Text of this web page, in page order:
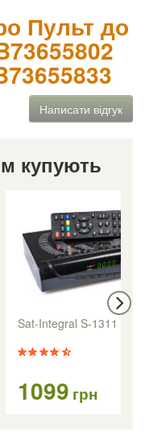
Пульт до
Написати відгук
купують
Sat-Integral S-1311 HD
1099 грн